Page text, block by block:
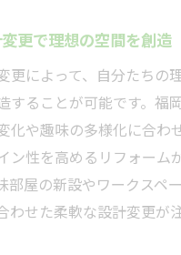
更で理想の空間を創造
更によって、自分たちの
することが可能です。福
化や趣味の多様化に合わ
ン性を高めるリフォーム
部屋の新設やワークスペ
わせた柔軟な設計変更が